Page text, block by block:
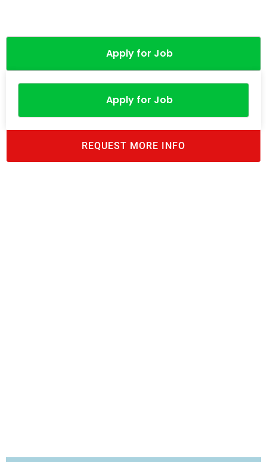
Apply for Job
Apply for Job
REQUEST MORE INFO